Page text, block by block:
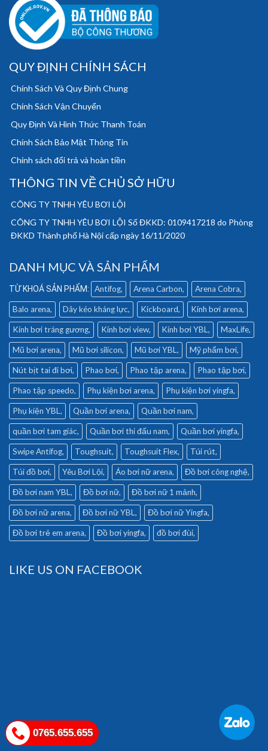
QUY ĐỊNH CHÍNH SÁCH
Chính Sách Và Quy Định Chung
Chính Sách Vận Chuyển
Quy Định Và Hình Thức Thanh Toán
Chính Sách Bảo Mật Thông Tin
Chính sách đổi trả và hoàn tiền
THÔNG TIN VỀ CHỦ SỞ HỮU
CÔNG TY TNHH YÊU BƠI LỘI
CÔNG TY TNHH YÊU BƠI LỘI Số ĐKKD: 0109417218 do Phòng
ĐKKD Thành phố Hà Nội cấp ngày 16/11/2020
DANH MỤC VÀ SẢN PHẨM
Antifog Arena Carbon Arena Cobra
Balo arena Dây kéo kháng lực Kickboard Kính bơi arena
Kính bơi tráng gương Kính bơi view Kính bơi YBL MaxLife
Mũ bơi arena Mũ bơi silicon Mũ bơi YBL Mỹ phẩm bơi
Nút bịt tai đi bơi Phao bơi Phao tập arena Phao tập bơi
Phao tập speedo Phụ kiện bơi arena Phụ kiện bơi yingfa
Phụ kiện YBL Quần bơi arena Quần bơi nam
quần bơi tam giác Quần bơi thi đấu nam Quần bơi yingfa
Swipe Antifog Toughsuit Toughsuit Flex Túi rút
Túi đồ bơi Yêu Bơi Lội Áo bơi nữ arena Đồ bơi công nghệ
Đồ bơi nam YBL Đồ bơi nữ Đồ bơi nữ 1 mảnh
Đồ bơi nữ arena Đồ bơi nữ YBL Đồ bơi nữ Yingfa
Đồ bơi trẻ em arena Đồ bơi yingfa đồ bơi đùi
LIKE US ON FACEBOOK
0765.655.655